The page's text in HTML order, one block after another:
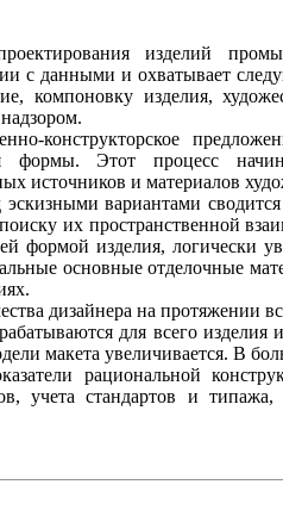
изделий
с данными и охватывает
компоновку изделия,
конструкторское
формы. Этот процесс
источников и материалов
эскизными вариантами
их пространственной
формой изделия, логически
основные отделочные
дизайнера на протяжении
для всего
макета увеличивается. В
рациональной
учета стандартов и типажа,